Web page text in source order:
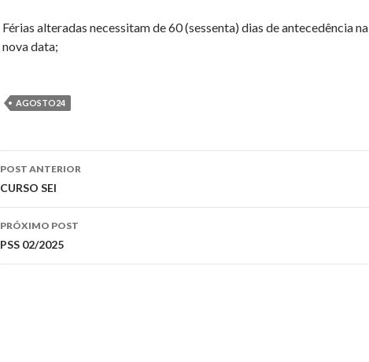
Férias alteradas necessitam de 60 (sessenta) dias de antecedência na
nova data;
AGOSTO24
Navegação
do
post
POST ANTERIOR
CURSO SEI
PRÓXIMO POST
PSS 02/2025